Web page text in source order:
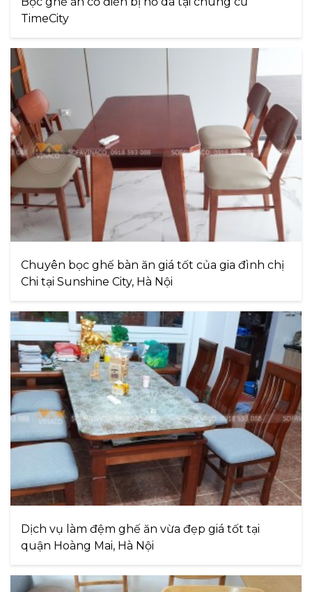
TimeCity
Chuyên bọc ghế bàn ăn giá tốt của gia đình chị
Chi tại Sunshine City, Hà Nội
Dịch vụ làm đệm ghế ăn vừa đẹp giá tốt tại
quận Hoàng Mai, Hà Nội